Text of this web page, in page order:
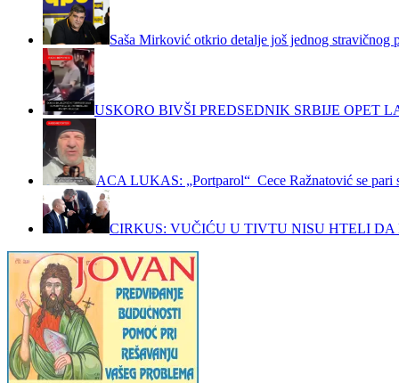
Saša Mirković otkrio detalje još jednog stravičnog
USKORO BIVŠI PREDSEDNIK SRBIJE OPET
ACA LUKAS: „Portparol“ Cece Ražnatović se
CIRKUS: VUČIĆU U TIVTU NISU HTELI